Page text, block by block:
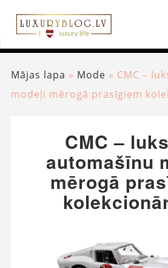
Mājas lapa » Mode » CMC –
modeļi mērogā prasīgiem
CMC –
automašīnu
mērogā